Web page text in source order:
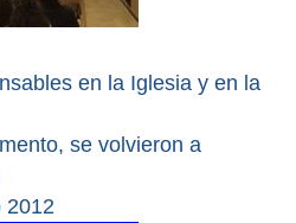
en la Iglesia y en la
se volvieron a
2012